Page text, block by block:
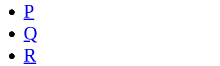
P
Q
R